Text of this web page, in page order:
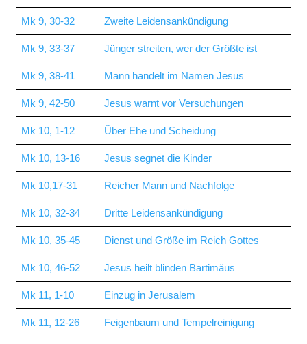
Mk 9, 30-32 Zweite Leidensankündigung
Mk 9, 33-37 Jünger streiten, wer der Größte ist
Mk 9, 38-41 Mann handelt im Namen Jesus
Mk 9, 42-50 Jesus warnt vor Versuchungen
Mk 10, 1-12 Über Ehe und Scheidung
Mk 10, 13-16 Jesus segnet die Kinder
Mk 10,17-31 Reicher Mann und Nachfolge
Mk 10, 32-34 Dritte Leidensankündigung
Mk 10, 35-45 Dienst und Größe im Reich Gottes
Mk 10, 46-52 Jesus heilt blinden Bartimäus
Mk 11, 1-10 Einzug in Jerusalem
Mk 11, 12-26 Feigenbaum und Tempelreinigung